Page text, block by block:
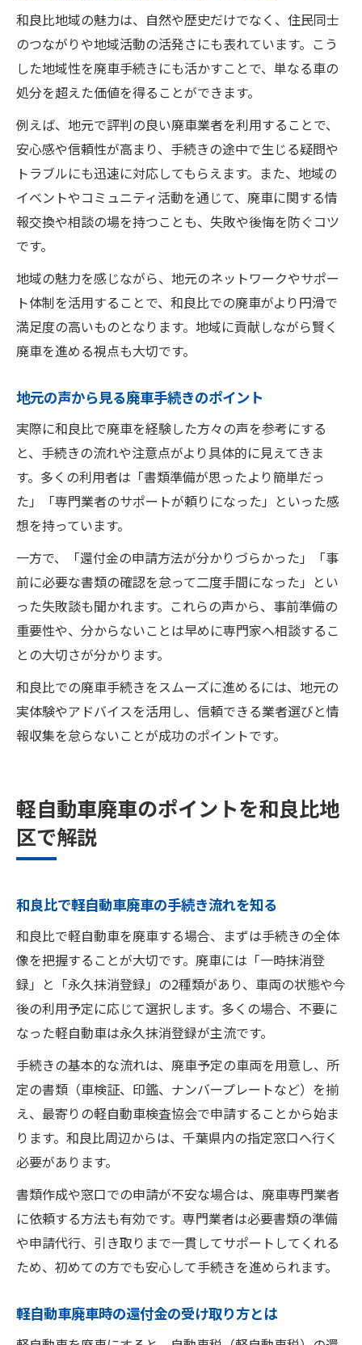
和良比地域の魅力は、自然や歴史だけでなく、住民同士
のつながりや地域活動の活発さにも表れています。こう
した地域性を廃車手続きにも活かすことで、単なる車の
処分を超えた価値を得ることができます。
例えば、地元で評判の良い廃車業者を利用することで、
安心感や信頼性が高まり、手続きの途中で生じる疑問や
トラブルにも迅速に対応してもらえます。また、地域の
イベントやコミュニティ活動を通じて、廃車に関する情
報交換や相談の場を持つことも、失敗や後悔を防ぐコツ
です。
地域の魅力を感じながら、地元のネットワークやサポー
ト体制を活用することで、和良比での廃車がより円滑で
満足度の高いものとなります。地域に貢献しながら賢く
廃車を進める視点も大切です。
地元の声から見る廃車手続きのポイント
実際に和良比で廃車を経験した方々の声を参考にする
と、手続きの流れや注意点がより具体的に見えてきま
す。多くの利用者は「書類準備が思ったより簡単だっ
た」「専門業者のサポートが頼りになった」といった感
想を持っています。
一方で、「還付金の申請方法が分かりづらかった」「事
前に必要な書類の確認を怠って二度手間になった」とい
った失敗談も聞かれます。これらの声から、事前準備の
重要性や、分からないことは早めに専門家へ相談するこ
との大切さが分かります。
和良比での廃車手続きをスムーズに進めるには、地元の
実体験やアドバイスを活用し、信頼できる業者選びと情
報収集を怠らないことが成功のポイントです。
軽自動車廃車のポイントを和良比地
区で解説
和良比で軽自動車廃車の手続き流れを知る
和良比で軽自動車を廃車する場合、まずは手続きの全体
像を把握することが大切です。廃車には「一時抹消登
録」と「永久抹消登録」の2種類があり、車両の状態や今
後の利用予定に応じて選択します。多くの場合、不要に
なった軽自動車は永久抹消登録が主流です。
手続きの基本的な流れは、廃車予定の車両を用意し、所
定の書類（車検証、印鑑、ナンバープレートなど）を揃
え、最寄りの軽自動車検査協会で申請することから始ま
ります。和良比周辺からは、千葉県内の指定窓口へ行く
必要があります。
書類作成や窓口での申請が不安な場合は、廃車専門業者
に依頼する方法も有効です。専門業者は必要書類の準備
や申請代行、引き取りまで一貫してサポートしてくれる
ため、初めての方でも安心して手続きを進められます。
軽自動車廃車時の還付金の受け取り方とは